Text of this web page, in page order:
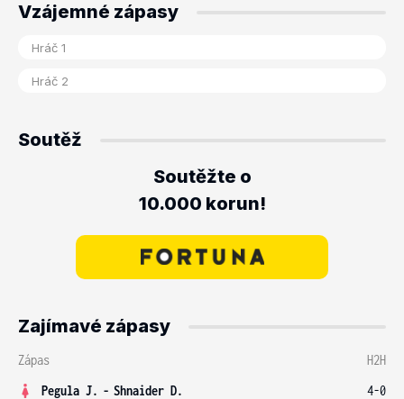
Vzájemné zápasy
Soutěž
Soutěžte o
10.000 korun!
Zajímavé zápasy
Zápas
H2H
Pegula J. - Shnaider D.
4-0